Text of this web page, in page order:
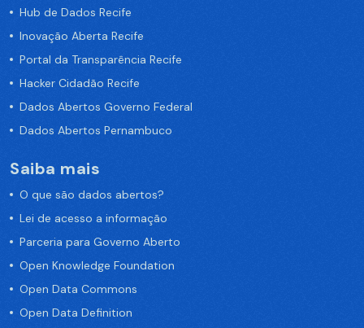
Hub de Dados Recife
Inovação Aberta Recife
Portal da Transparência Recife
Hacker Cidadão Recife
Dados Abertos Governo Federal
Dados Abertos Pernambuco
Saiba mais
O que são dados abertos?
Lei de acesso a informação
Parceria para Governo Aberto
Open Knowledge Foundation
Open Data Commons
Open Data Definition